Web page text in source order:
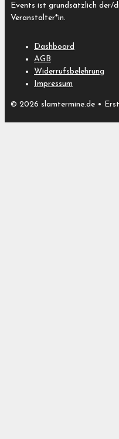
Events ist grundsätzlich der/
Veranstalter*in.
Dashboard
AGB
Widerrufsbelehrung
Impressum
© 2026 slamtermine.de •